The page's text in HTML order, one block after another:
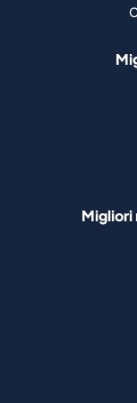
Migliori